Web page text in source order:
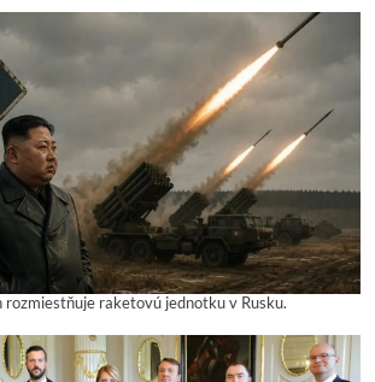
rozmiestňuje raketovú jednotku v Rusku.